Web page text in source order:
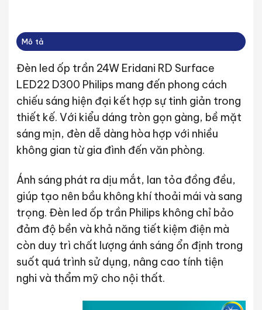
Mô tả
Đèn led ốp trần 24W Eridani RD Surface
LED22 D300 Philips mang đến phong cách
chiếu sáng hiện đại kết hợp sự tinh giản trong
thiết kế. Với kiểu dáng tròn gọn gàng, bề mặt
sáng mịn, đèn dễ dàng hòa hợp với nhiều
không gian từ gia đình đến văn phòng.
Ánh sáng phát ra dịu mắt, lan tỏa đồng đều,
giúp tạo nên bầu không khí thoải mái và sang
trọng. Đèn led ốp trần Philips không chỉ bảo
đảm độ bền và khả năng tiết kiệm điện mà
còn duy trì chất lượng ánh sáng ổn định trong
suốt quá trình sử dụng, nâng cao tính tiện
nghi và thẩm mỹ cho nội thất.